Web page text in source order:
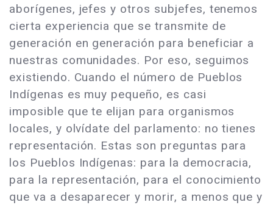
aborígenes, jefes y otros subjefes, tenemos
cierta experiencia que se transmite de
generación en generación para beneficiar a
nuestras comunidades. Por eso, seguimos
existiendo. Cuando el número de Pueblos
Indígenas es muy pequeño, es casi
imposible que te elijan para organismos
locales, y olvídate del parlamento: no tienes
representación. Estas son preguntas para
los Pueblos Indígenas: para la democracia,
para la representación, para el conocimiento
que va a desaparecer y morir, a menos que y